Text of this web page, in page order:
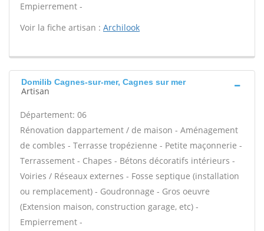
Empierrement -
Voir la fiche artisan : Archilook
Domilib Cagnes-sur-mer, Cagnes sur mer
Artisan
Département: 06
Rénovation dappartement / de maison - Aménagement
de combles - Terrasse tropézienne - Petite maçonnerie -
Terrassement - Chapes - Bétons décoratifs intérieurs -
Voiries / Réseaux externes - Fosse septique (installation
ou remplacement) - Goudronnage - Gros oeuvre
(Extension maison, construction garage, etc) -
Empierrement -